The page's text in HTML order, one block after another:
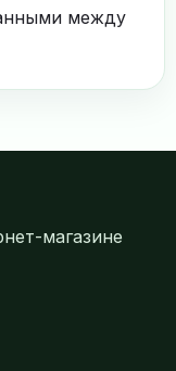
между
магазине